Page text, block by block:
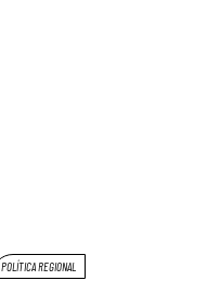
POLÍTICA REGIONAL